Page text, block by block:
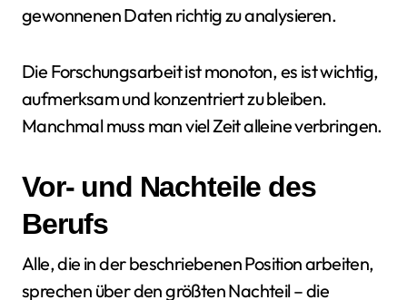
gewonnenen Daten richtig zu analysieren.
Die Forschungsarbeit ist monoton, es ist wichtig,
aufmerksam und konzentriert zu bleiben.
Manchmal muss man viel Zeit alleine verbringen.
Vor- und Nachteile des
Berufs
Alle, die in der beschriebenen Position arbeiten,
sprechen über den größten Nachteil – die